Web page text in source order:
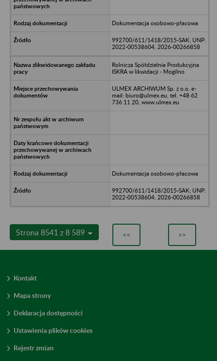
Dokumentacja osobowo-płacowa
992700/611/1418/2015-SAK; UNP:
2022-00538604, 2026-00266858
Rolnicza Spółdzielnia Produkcyjna
ISKRA w likwidacji - Mogilno
ULMEX ARCHIWUM Sp. z o.o. e-
mail: biuro@ulmex.eu, tel. +48 62
736 11 20, www.ulmex.eu
Dokumentacja osobowo-płacowa
992700/611/1418/2015-SAK; UNP:
2022-00538604, 2026-00266858
Strona 8541 z 8 589 << >>
Kontakt
Mapa strony
Deklaracja dostępności
Ustawienia plików cookies
Rejestr zmian